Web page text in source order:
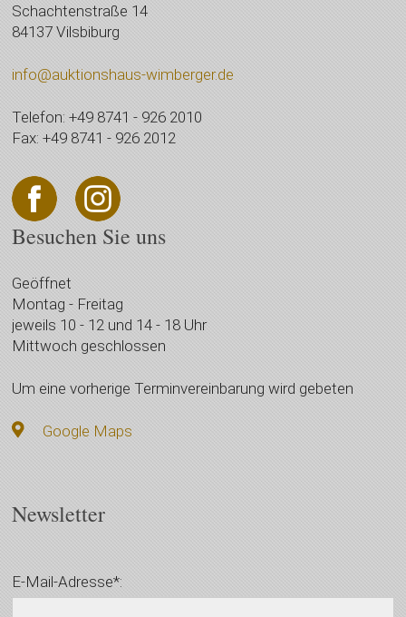
Schachtenstraße 14
84137 Vilsbiburg
info@auktionshaus-wimberger.de
Telefon: +49 8741 - 926 2010
Fax: +49 8741 - 926 2012
Besuchen Sie uns
Geöffnet
Montag - Freitag
jeweils 10 - 12 und 14 - 18 Uhr
Mittwoch geschlossen
Um eine vorherige Terminvereinbarung wird gebeten
Google Maps
Newsletter
E-Mail-Adresse*: